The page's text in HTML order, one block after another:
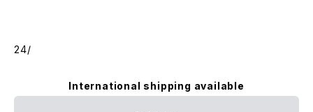
24/
International shipping available